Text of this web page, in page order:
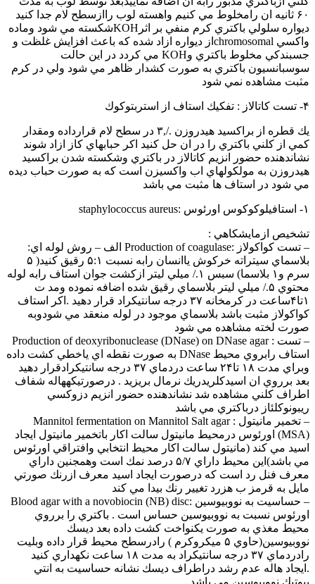
۶۰ ثانيه ان رامخلوط مي كنيم واهسته لوب راازسطح لام جدا كنيد
ديواره سلولي باكتري كرم منفي بر اثرKOHشكسته مي شود وماده
واكسي chromosomalاز ديواره ازاد شده كه باعث افزايش غلظت و
جسبندكي مخلوط باكتري وKOH مي كردد در اين حالت
سوسبانسيون باكتري به صورت كشدار ظاهر مي شود ولي در كرم
مثبت مشاهده نمي شود
۴- تست كاتالاز : تفكيك استاف از استربتوكوك
يك قطره از براكسيد هيدروزن ./,۳ در سطح لام قرارداده ومقدار
كمي از كلني باكتري را در ان حل كنيد اكر حبابهاي كاز ازاد شوند
نشاندهنده حضور انزيم كاتالاز در باكتري وشكسته شدن براكسيد
هيدروزن به مولكولهاي اب واكسيزن است كه به صورت حباب ديده
مي شود در استاف ها مثبت مي باشد
۱- استافيلوكوكوس اورئوس :staphylococcus aureus
تشخيص ازمايشكاهي :
– تست كواكولاز :Production of coagulase الف – روش لوله اي:
بلاسماي سيتراته خركوش ياانسان رابه نسبت ۵:۱ رقيق كنيد( ۵
سرم و۱ بلاسما) سبس ۱./ ميلي ليتر ازكشت جوان استاف رابه لوله
محتوي ۵./ ميلي ليتر بلاسماي رقيق شده اضافه نموده ومد ت
۱تا۴ساعت در كرمخانه ۳۷ درجه سانتيكراد قرار دهيد .اكر استاف
كواكولاز مثبت باشد بلاسماي موجود در لوله منعقد مي شودوبه
صورت لخته مشاهده مي شود
– تست : Production of deoxyribonuclease (DNase) on DNase agar
استاف رابروي محيط DNase به صورت نقطه اي ياخطي كشت داده
وبراي مدت ۱۸ تا۲۴ ساعت دردماي ۳۷ درجه سانتيكرادقرار دهيد
بعد برروي ان اسيدكلريدريك نرمال بريزيد . درصورتيكههاله شفاف
اطراف كلني مشاهده شد نشاندهنده حضور انزيم دزوكسي
ريبونوكلئاز درباكتري مي باشد
– تخمير مانيتول : Mannitol fermentation on Mannitol Salt agar
(MSA) اورئوس درمحيط مانيتول سالت اكار باتخمير مانيتول ايجاد
اسيد مي كند (مانيتول سالت اكار محيط انتخابي وافتراقي اورئوس
مي باشد)اين محيط داراي ۵/۷ درصد نمك است وهمجنين داراي
معرف فنل رد است كه درصورت ايجاد اسيد معرف ازرنك صورتي
مايل به قرمز ب هزرد تغيير رنك بيدا مي كند
– حساسيت به نووبيوسين :Blood agar with a novobiocin (NB) disc
اورئوس نسبت به نووبيوسين حساس است . باكتري را برروي
محيط مغذي به صورت يكنواخت كشت داده بعد ديسك
نووبيوسين(حاوي ۵ ميكروكرم ) رادرسطح محيط قرار داده وبليت
رادردماي ۳۷ درجه سانتيكراد به مدت ۱۸ ساعت نكهداري كنيد
.ايجاد هاله عدم رشد دراطراف ديسك نشانه حساسيت به انتي